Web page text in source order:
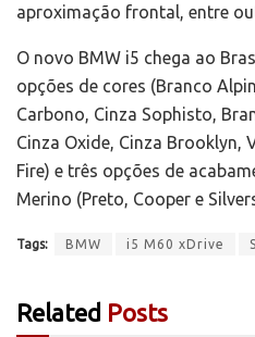
aproximação frontal, entre
O novo BMW i5 chega ao
opções de cores (Branco
Carbono, Cinza Sophisto,
Cinza Oxide, Cinza Brooklyn,
Fire) e três opções de
Merino (Preto, Cooper e
Tags: BMW i5 M60 xDrive
Related Posts